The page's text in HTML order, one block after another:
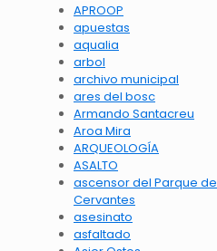
APROOP
apuestas
aqualia
arbol
archivo municipal
ares del bosc
Armando Santacreu
Aroa Mira
ARQUEOLOGÍA
ASALTO
ascensor del Parque de
Cervantes
asesinato
asfaltado